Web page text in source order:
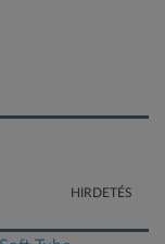
HIRDETÉS